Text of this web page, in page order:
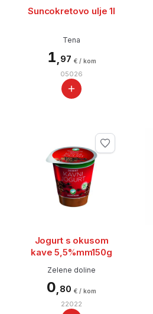
Suncokretovo ulje 1l
Tena
1 97 € / kom
05026
Jogurt s okusom
kave 5,5%mm150g
Zelene doline
0 80 € / kom
22022